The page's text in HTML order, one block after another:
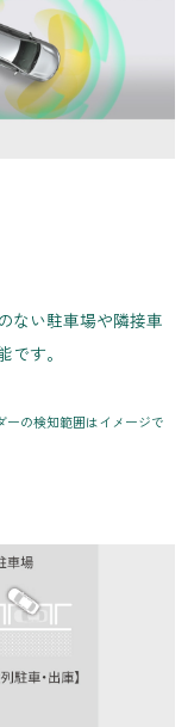
ない駐車場や隣接車
す。
の検知範囲はイメージで